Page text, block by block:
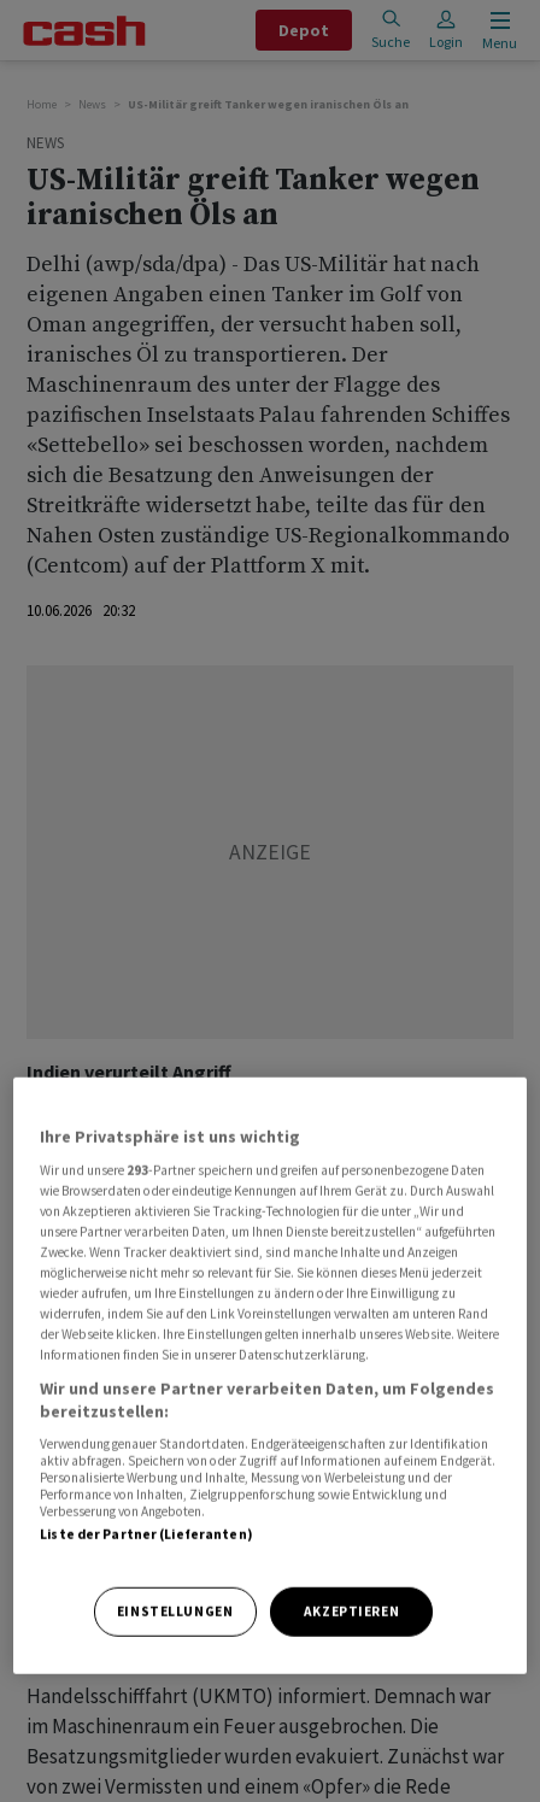
Depot
Suche Login Menu
Home News US-Militär greift Tanker wegen iranischen Öls an
NEWS
US-Militär greift Tanker wegen
iranischen Öls an
Delhi (awp/sda/dpa) - Das US-Militär hat nach
eigenen Angaben einen Tanker im Golf von
Oman angegriffen, der versucht haben soll,
iranisches Öl zu transportieren. Der
Maschinenraum des unter der Flagge des
pazifischen Inselstaats Palau fahrenden Schiffes
«Settebello» sei beschossen worden, nachdem
sich die Besatzung den Anweisungen der
Streitkräfte widersetzt habe, teilte das für den
Nahen Osten zuständige US-Regionalkommando
(Centcom) auf der Plattform X mit.
10.06.2026 20:32
Indien verurteilt Angriff
Nach Angaben des indischen Aussenministeriums gelten
drei indische Besatzungsmitglieder als vermisst. Die
übrigen 24 seien gerettet worden. In Zusammenarbeit
mit den Behörden in Oman laufe eine Suchaktion nach
den vermissten Seeleuten.
Das Ministerium verurteilte den Angriff in einer
Mitteilung. «Die Angriffe auf die Handelsschifffahrt und
die zivile Infrastruktur in der Region müssen eingestellt
werden», hiess es weiter, ohne die USA namentlich zu
indischer Medien zufolge bestellte das
Aussenministerium aus Protest den stellvertretenden
Botschafter der USA in Neu-Delhi ein.
Über den Vorfall mit dem Tanker hatte zuvor die
Handelsschifffahrt (UKMTO) informiert. Demnach war
im Maschinenraum ein Feuer ausgebrochen. Die
Besatzungsmitglieder wurden evakuiert. Zunächst war
von zwei Vermissten und einem «Opfer» die Rede
Ihre Privatsphäre ist uns wichtig
Wir und unsere 293-Partner speichern und greifen auf personenbezogene Daten
wie Browserdaten oder eindeutige Kennungen auf Ihrem Gerät zu. Durch Auswahl
von Akzeptieren aktivieren Sie Tracking-Technologien für die unter „Wir und
unsere Partner verarbeiten Daten, um Ihnen Dienste bereitzustellen“ aufgeführten
Zwecke. Wenn Tracker deaktiviert sind, sind manche Inhalte und Anzeigen
möglicherweise nicht mehr so relevant für Sie. Sie können dieses Menü jederzeit
wieder aufrufen, um Ihre Einstellungen zu ändern oder Ihre Einwilligung zu
widerrufen, indem Sie auf den Link Voreinstellungen verwalten am unteren Rand
der Webseite klicken. Ihre Einstellungen gelten innerhalb unseres Website. Weitere
Informationen finden Sie in unserer Datenschutzerklärung.
Wir und unsere Partner verarbeiten Daten, um Folgendes
bereitzustellen:
Verwendung genauer Standortdaten. Endgeräteeigenschaften zur Identifikation
aktiv abfragen. Speichern von oder Zugriff auf Informationen auf einem Endgerät.
Personalisierte Werbung und Inhalte, Messung von Werbeleistung und der
Performance von Inhalten, Zielgruppenforschung sowie Entwicklung und
Verbesserung von Angeboten.
Liste der Partner (Lieferanten)
EINSTELLUNGEN AKZEPTIEREN